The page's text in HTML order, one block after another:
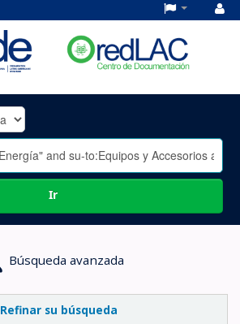
Ir
Búsqueda avanzada
Refinar su búsqueda